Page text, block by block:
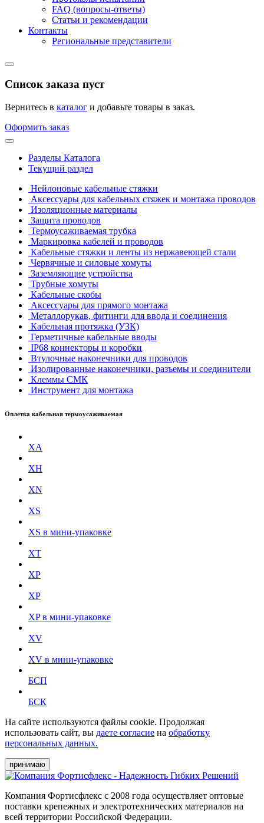
FAQ (вопросы-ответы)
Статьи и рекомендации
Контакты
Региональные представители
Список заказа пуст
Вернитесь в каталог и добавьте товары в заказ.
Оформить заказ
Разделы Каталога
Текущий раздел
Нейлоновые кабельные стяжки
Аксессуары для кабельных стяжек и монтажа проводов
Изоляционные материалы
Защита проводов
Термоусаживаемая трубка
Маркировка кабелей и проводов
Кабельные стяжки и ленты из нержавеющей стали
Червячные и силовые хомуты
Заземляющие устройства
Трубные хомуты
Кабельные скобы
Аксессуары для прямого монтажа
Металлорукав, фитинги для ввода и соединения
Кабельная протяжка (УЗК)
Герметичные кабельные вводы
IP68 коннекторы и коробки
Втулочные наконечники для проводов
Изолированные наконечники, разъемы и соединители
Клеммы СМК
Инструмент для монтажа
Оплетка кабельная термоусаживаемая
XA
XH
XN
XS
XS в мини-упаковке
XT
XP
XP
XP в мини-упаковке
XV
XV в мини-упаковке
БСП
БСК
На сайте используются файлы cookie. Продолжая
использовать сайт, вы даете согласие на обработку
персональных данных.
принимаю
Компания Фортисфлекс с 2008 года осуществляет оптовые
поставки крепежных и электротехнических материалов на
всей территории Российской Федерации.